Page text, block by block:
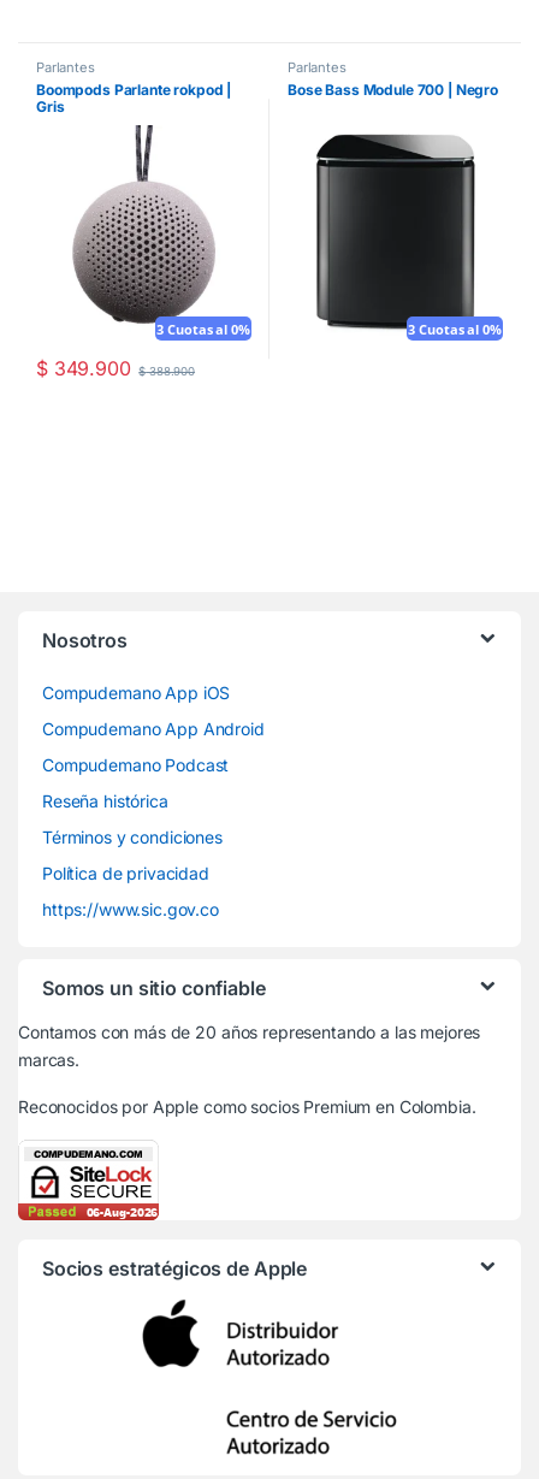
Parlantes
Boompods Parlante rokpod |
Gris
3 Cuotas al 0%
$349.900 $388.900
Parlantes
Bose Bass Module 700 | Negro
3 Cuotas al 0%
Nosotros
Compudemano App iOS
Compudemano App Android
Compudemano Podcast
Reseña histórica
Términos y condiciones
Política de privacidad
https://www.sic.gov.co
Somos un sitio confiable
Contamos con más de 20 años representando a las mejores
marcas.
Reconocidos por Apple como socios Premium en Colombia.
Socios estratégicos de Apple